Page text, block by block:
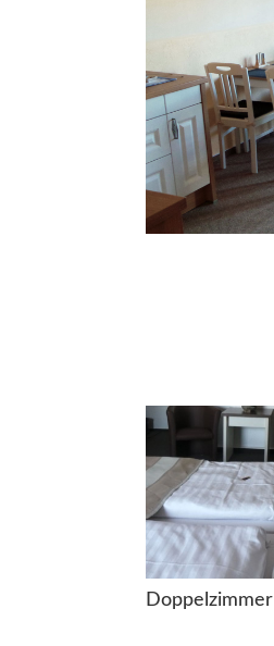
Doppelzimmer